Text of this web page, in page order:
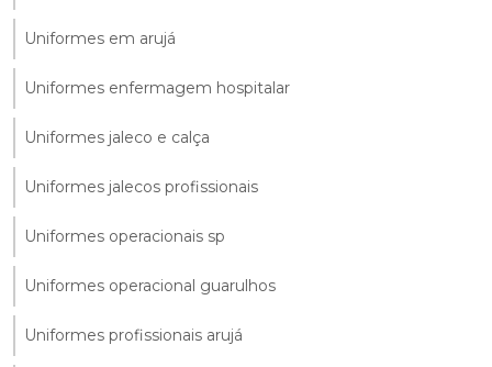
Uniformes em arujá
Uniformes enfermagem hospitalar
Uniformes jaleco e calça
Uniformes jalecos profissionais
Uniformes operacionais sp
Uniformes operacional guarulhos
Uniformes profissionais arujá